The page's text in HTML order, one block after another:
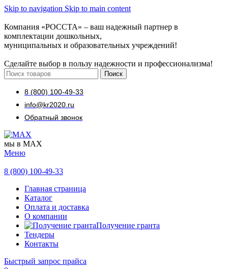
Skip to navigation Skip to main content
Компания «РОССТА» – ваш надежный партнер в
комплектации дошкольных,
муниципальных и образовательных учреждений!
Сделайте выбор в пользу надежности и профессионализма!
Поиск
8 (800) 100-49-33
info@kr2020.ru
Обратный звонок
мы в MAX
Меню
8 (800) 100-49-33
Главная страница
Каталог
Оплата и доставка
О компании
Получение гранта
Тендеры
Контакты
Быстрый запрос прайса